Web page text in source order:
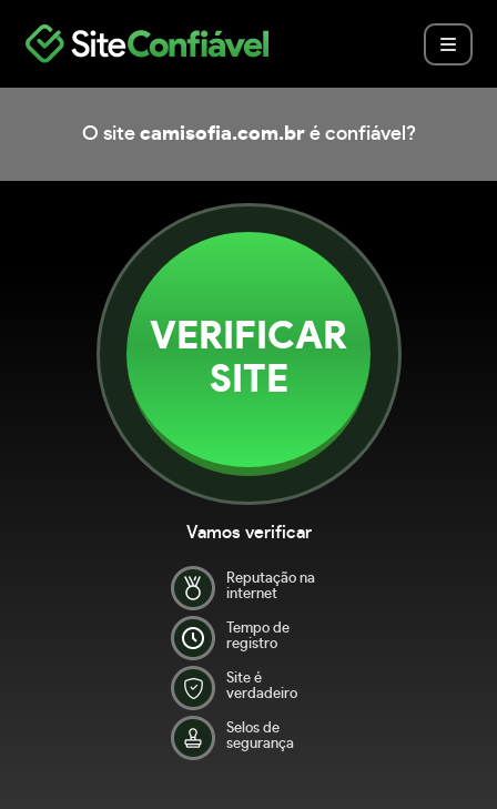
O site camisofia.com.bré confiável?
VERIFICAR
SITE
Vamos verificar
Reputação na
internet
Tempo de
registro
Site é
verdadeiro
Selos de
segurança